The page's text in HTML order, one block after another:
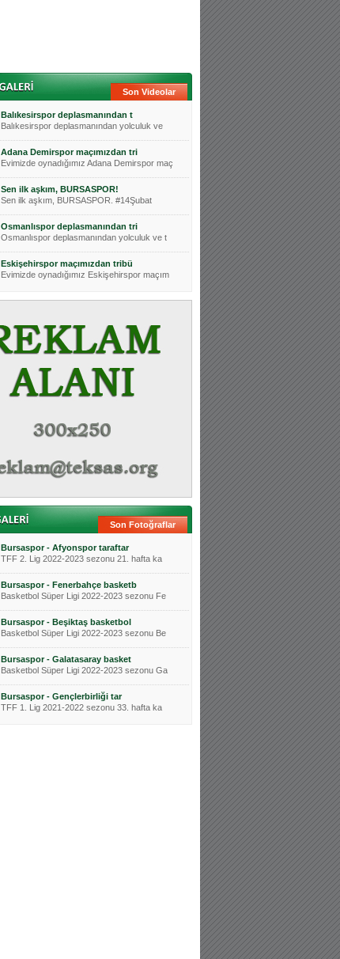
Son Videolar
Balıkesirspor deplasmanından t
Balıkesirspor deplasmanından yolculuk ve
Adana Demirspor maçımızdan tri
Evimizde oynadığımız Adana Demirspor maç
Sen ilk aşkım, BURSASPOR!
Sen ilk aşkım, BURSASPOR. #14Şubat
Osmanlıspor deplasmanından tri
Osmanlıspor deplasmanından yolculuk ve t
Eskişehirspor maçımızdan tribü
Evimizde oynadığımız Eskişehirspor maçım
Son Fotoğraflar
Bursaspor - Afyonspor taraftar
TFF 2. Lig 2022-2023 sezonu 21. hafta ka
Bursaspor - Fenerbahçe basketb
Basketbol Süper Ligi 2022-2023 sezonu Fe
Bursaspor - Beşiktaş basketbol
Basketbol Süper Ligi 2022-2023 sezonu Be
Bursaspor - Galatasaray basket
Basketbol Süper Ligi 2022-2023 sezonu Ga
Bursaspor - Gençlerbirliği tar
TFF 1. Lig 2021-2022 sezonu 33. hafta ka